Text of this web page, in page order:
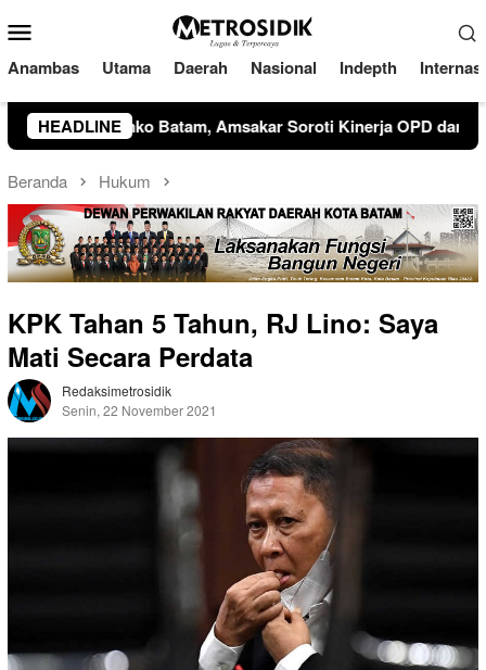
ke
kontenMobile
Anambas Utama Daerah Nasional Indepth
HEADLINE
Kinerja OPD dan Optimalisasi Pendapatan Daerah
Beranda Hukum
KPK Tahan 5 Tahun, RJ Lino: Saya
Mati Secara Perdata
Redaksimetrosidik
Senin, 22 November 2021